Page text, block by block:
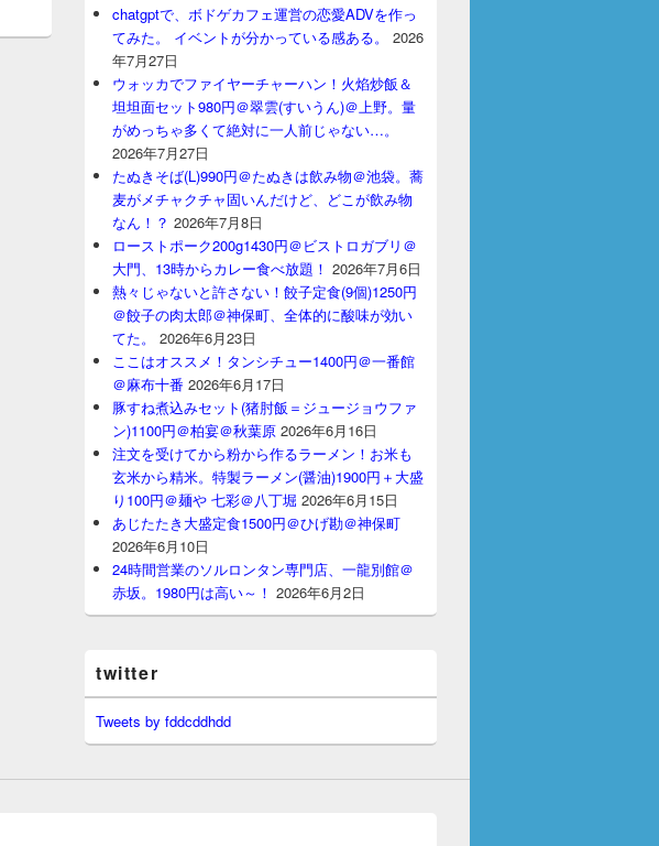
chatgptで、ボドゲカフェ運営の恋愛ADVを作っ
てみた。 イベントが分かっている感ある。
2026
年7月27日
ウォッカでファイヤーチャーハン！火焰炒飯＆
坦坦面セット980円＠翠雲(すいうん)＠上野。量
がめっちゃ多くて絶対に一人前じゃない…。
2026年7月27日
たぬきそば(L)990円＠たぬきは飲み物＠池袋。蕎
麦がメチャクチャ固いんだけど、どこが飲み物
なん！？ 2026年7月8日
ローストポーク200g1430円＠ビストロガブリ＠
大門、13時からカレー食べ放題！ 2026年7月6日
熱々じゃないと許さない！餃子定食(9個)1250円
＠餃子の肉太郎＠神保町、全体的に酸味が効い
てた。
2026年6月23日
ここはオススメ！タンシチュー1400円＠一番館
＠麻布十番 2026年6月17日
豚すね煮込みセット(猪肘飯＝ジュージョウファ
ン)1100円＠柏宴＠秋葉原 2026年6月16日
注文を受けてから粉から作るラーメン！お米も
玄米から精米。特製ラーメン(醤油)1900円＋大盛
り100円＠麺や 七彩＠八丁堀 2026年6月15日
あじたたき大盛定食1500円＠ひげ勘＠神保町
2026年6月10日
24時間営業のソルロンタン専門店、一龍別館＠
赤坂。1980円は高い～！ 2026年6月2日
twitter
Tweets by fddcddhdd